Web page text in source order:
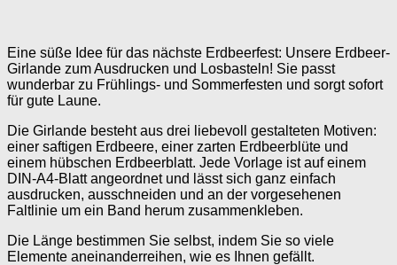
Eine süße Idee für das nächste Erdbeerfest: Unsere Erdbeer-
Girlande zum Ausdrucken und Losbasteln! Sie passt
wunderbar zu Frühlings- und Sommerfesten und sorgt sofort
für gute Laune.
Die Girlande besteht aus drei liebevoll gestalteten Motiven:
einer saftigen Erdbeere, einer zarten Erdbeerblüte und
einem hübschen Erdbeerblatt. Jede Vorlage ist auf einem
DIN-A4-Blatt angeordnet und lässt sich ganz einfach
ausdrucken, ausschneiden und an der vorgesehenen
Faltlinie um ein Band herum zusammenkleben.
Die Länge bestimmen Sie selbst, indem Sie so viele
Elemente aneinanderreihen, wie es Ihnen gefällt.